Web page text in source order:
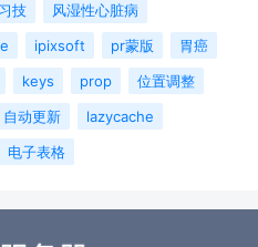
技
风湿性心脏病
ipixsoft pr蒙版
胃癌
keys prop
位置调整
自动更新
lazycache
电子表格